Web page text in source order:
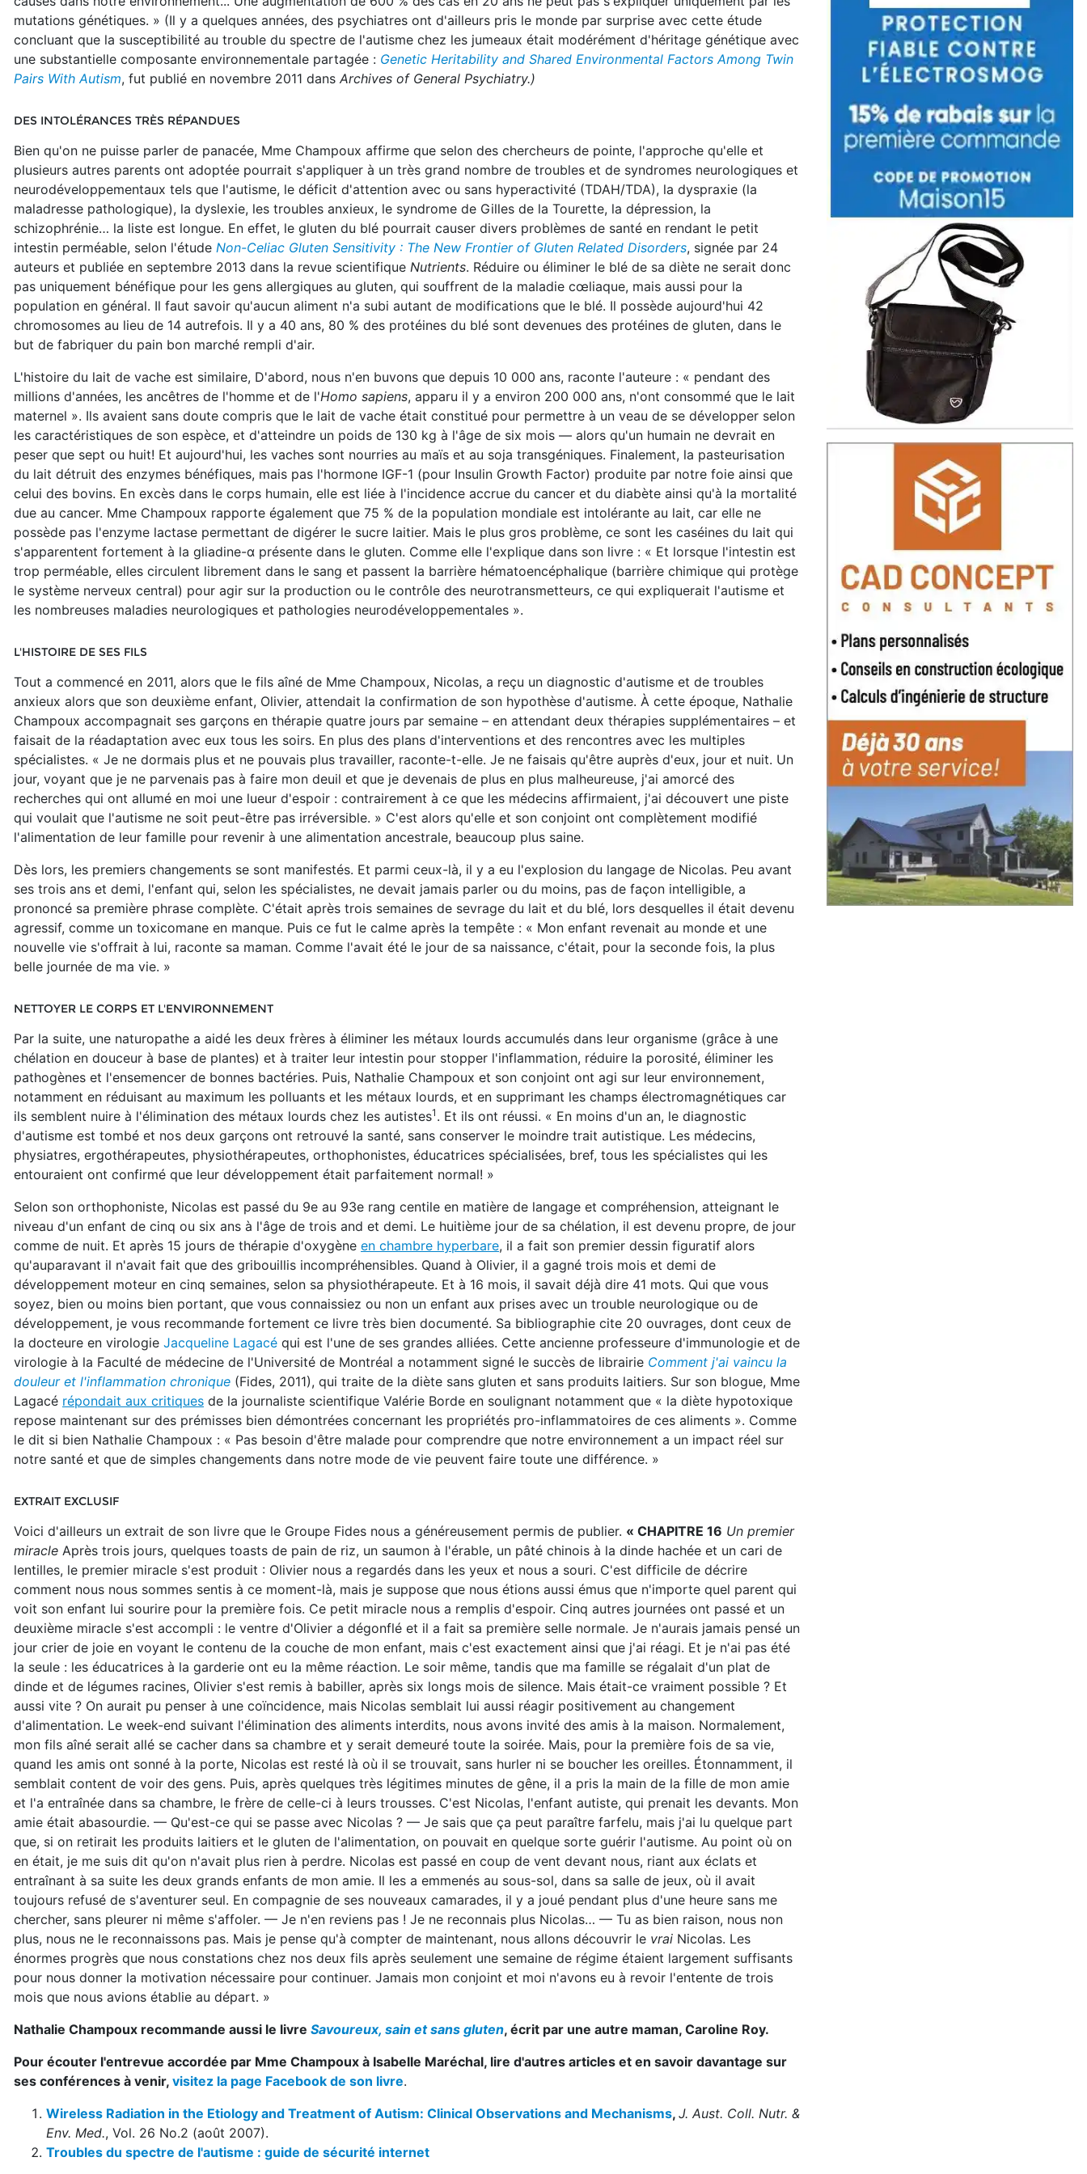
mutations génétiques. » (Il y a quelques années, des psychiatres ont d'ailleurs pris le monde par surprise avec cette étude
concluant que la susceptibilité au trouble du spectre de l'autisme chez les jumeaux était modérément d'héritage génétique avec
une substantielle composante environnementale partagée : Genetic Heritability and Shared Environmental Factors Among Twin
Pairs With Autism, fut publié en novembre 2011 dans Archives of General Psychiatry.)
DES INTOLÉRANCES TRÈS RÉPANDUES
Bien qu'on ne puisse parler de panacée, Mme Champoux affirme que selon des chercheurs de pointe, l'approche qu'elle et
plusieurs autres parents ont adoptée pourrait s'appliquer à un très grand nombre de troubles et de syndromes neurologiques et
neurodéveloppementaux tels que l'autisme, le déficit d'attention avec ou sans hyperactivité (TDAH/TDA), la dyspraxie (la
maladresse pathologique), la dyslexie, les troubles anxieux, le syndrome de Gilles de la Tourette, la dépression, la
schizophrénie… la liste est longue. En effet, le gluten du blé pourrait causer divers problèmes de santé en rendant le petit
intestin perméable, selon l'étude Non-Celiac Gluten Sensitivity : The New Frontier of Gluten Related Disorders, signée par 24
auteurs et publiée en septembre 2013 dans la revue scientifique Nutrients. Réduire ou éliminer le blé de sa diète ne serait donc
pas uniquement bénéfique pour les gens allergiques au gluten, qui souffrent de la maladie cœliaque, mais aussi pour la
population en général. Il faut savoir qu'aucun aliment n'a subi autant de modifications que le blé. Il possède aujourd'hui 42
chromosomes au lieu de 14 autrefois. Il y a 40 ans, 80 % des protéines du blé sont devenues des protéines de gluten, dans le
but de fabriquer du pain bon marché rempli d'air.
L'histoire du lait de vache est similaire, D'abord, nous n'en buvons que depuis 10 000 ans, raconte l'auteure : « pendant des
millions d'années, les ancêtres de l'homme et de l'Homo sapiens, apparu il y a environ 200 000 ans, n'ont consommé que le lait
maternel ». Ils avaient sans doute compris que le lait de vache était constitué pour permettre à un veau de se développer selon
les caractéristiques de son espèce, et d'atteindre un poids de 130 kg à l'âge de six mois — alors qu'un humain ne devrait en
peser que sept ou huit! Et aujourd'hui, les vaches sont nourries au maïs et au soja transgéniques. Finalement, la pasteurisation
du lait détruit des enzymes bénéfiques, mais pas l'hormone IGF-1 (pour Insulin Growth Factor) produite par notre foie ainsi que
celui des bovins. En excès dans le corps humain, elle est liée à l'incidence accrue du cancer et du diabète ainsi qu'à la mortalité
due au cancer. Mme Champoux rapporte également que 75 % de la population mondiale est intolérante au lait, car elle ne
possède pas l'enzyme lactase permettant de digérer le sucre laitier. Mais le plus gros problème, ce sont les caséines du lait qui
s'apparentent fortement à la gliadine-α présente dans le gluten. Comme elle l'explique dans son livre : « Et lorsque l'intestin est
trop perméable, elles circulent librement dans le sang et passent la barrière hématoencéphalique (barrière chimique qui protège
le système nerveux central) pour agir sur la production ou le contrôle des neurotransmetteurs, ce qui expliquerait l'autisme et
les nombreuses maladies neurologiques et pathologies neurodéveloppementales ».
L'HISTOIRE DE SES FILS
Tout a commencé en 2011, alors que le fils aîné de Mme Champoux, Nicolas, a reçu un diagnostic d'autisme et de troubles
anxieux alors que son deuxième enfant, Olivier, attendait la confirmation de son hypothèse d'autisme. À cette époque, Nathalie
Champoux accompagnait ses garçons en thérapie quatre jours par semaine – en attendant deux thérapies supplémentaires – et
faisait de la réadaptation avec eux tous les soirs. En plus des plans d'interventions et des rencontres avec les multiples
spécialistes. « Je ne dormais plus et ne pouvais plus travailler, raconte-t-elle. Je ne faisais qu'être auprès d'eux, jour et nuit. Un
jour, voyant que je ne parvenais pas à faire mon deuil et que je devenais de plus en plus malheureuse, j'ai amorcé des
recherches qui ont allumé en moi une lueur d'espoir : contrairement à ce que les médecins affirmaient, j'ai découvert une piste
qui voulait que l'autisme ne soit peut-être pas irréversible. » C'est alors qu'elle et son conjoint ont complètement modifié
l'alimentation de leur famille pour revenir à une alimentation ancestrale, beaucoup plus saine.
Dès lors, les premiers changements se sont manifestés. Et parmi ceux-là, il y a eu l'explosion du langage de Nicolas. Peu avant
ses trois ans et demi, l'enfant qui, selon les spécialistes, ne devait jamais parler ou du moins, pas de façon intelligible, a
prononcé sa première phrase complète. C'était après trois semaines de sevrage du lait et du blé, lors desquelles il était devenu
agressif, comme un toxicomane en manque. Puis ce fut le calme après la tempête : « Mon enfant revenait au monde et une
nouvelle vie s'offrait à lui, raconte sa maman. Comme l'avait été le jour de sa naissance, c'était, pour la seconde fois, la plus
belle journée de ma vie. »
NETTOYER LE CORPS ET L'ENVIRONNEMENT
Par la suite, une naturopathe a aidé les deux frères à éliminer les métaux lourds accumulés dans leur organisme (grâce à une
chélation en douceur à base de plantes) et à traiter leur intestin pour stopper l'inflammation, réduire la porosité, éliminer les
pathogènes et l'ensemencer de bonnes bactéries. Puis, Nathalie Champoux et son conjoint ont agi sur leur environnement,
notamment en réduisant au maximum les polluants et les métaux lourds, et en supprimant les champs électromagnétiques car
ils semblent nuire à l'élimination des métaux lourds chez les autistes1 . Et ils ont réussi. « En moins d'un an, le diagnostic
d'autisme est tombé et nos deux garçons ont retrouvé la santé, sans conserver le moindre trait autistique. Les médecins,
physiatres, ergothérapeutes, physiothérapeutes, orthophonistes, éducatrices spécialisées, bref, tous les spécialistes qui les
entouraient ont confirmé que leur développement était parfaitement normal! »
Selon son orthophoniste, Nicolas est passé du 9e au 93e rang centile en matière de langage et compréhension, atteignant le
niveau d'un enfant de cinq ou six ans à l'âge de trois and et demi. Le huitième jour de sa chélation, il est devenu propre, de jour
comme de nuit. Et après 15 jours de thérapie d'oxygène en chambre hyperbare, il a fait son premier dessin figuratif alors
qu'auparavant il n'avait fait que des gribouillis incompréhensibles. Quand à Olivier, il a gagné trois mois et demi de
développement moteur en cinq semaines, selon sa physiothérapeute. Et à 16 mois, il savait déjà dire 41 mots. Qui que vous
soyez, bien ou moins bien portant, que vous connaissiez ou non un enfant aux prises avec un trouble neurologique ou de
développement, je vous recommande fortement ce livre très bien documenté. Sa bibliographie cite 20 ouvrages, dont ceux de
la docteure en virologie Jacqueline Lagacé qui est l'une de ses grandes alliées. Cette ancienne professeure d'immunologie et de
virologie à la Faculté de médecine de l'Université de Montréal a notamment signé le succès de librairie Comment j'ai vaincu la
douleur et l'inflammation chronique (Fides, 2011), qui traite de la diète sans gluten et sans produits laitiers. Sur son blogue, Mme
Lagacé répondait aux critiques de la journaliste scientifique Valérie Borde en soulignant notamment que « la diète hypotoxique
repose maintenant sur des prémisses bien démontrées concernant les propriétés pro-inflammatoires de ces aliments ». Comme
le dit si bien Nathalie Champoux : « Pas besoin d'être malade pour comprendre que notre environnement a un impact réel sur
notre santé et que de simples changements dans notre mode de vie peuvent faire toute une différence. »
EXTRAIT EXCLUSIF
Voici d'ailleurs un extrait de son livre que le Groupe Fides nous a généreusement permis de publier. « CHAPITRE 16 Un premier
miracle Après trois jours, quelques toasts de pain de riz, un saumon à l'érable, un pâté chinois à la dinde hachée et un cari de
lentilles, le premier miracle s'est produit : Olivier nous a regardés dans les yeux et nous a souri. C'est difficile de décrire
comment nous nous sommes sentis à ce moment-là, mais je suppose que nous étions aussi émus que n'importe quel parent qui
voit son enfant lui sourire pour la première fois. Ce petit miracle nous a remplis d'espoir. Cinq autres journées ont passé et un
deuxième miracle s'est accompli : le ventre d'Olivier a dégonflé et il a fait sa première selle normale. Je n'aurais jamais pensé un
jour crier de joie en voyant le contenu de la couche de mon enfant, mais c'est exactement ainsi que j'ai réagi. Et je n'ai pas été
la seule : les éducatrices à la garderie ont eu la même réaction. Le soir même, tandis que ma famille se régalait d'un plat de
dinde et de légumes racines, Olivier s'est remis à babiller, après six longs mois de silence. Mais était-ce vraiment possible ? Et
aussi vite ? On aurait pu penser à une coïncidence, mais Nicolas semblait lui aussi réagir positivement au changement
d'alimentation. Le week-end suivant l'élimination des aliments interdits, nous avons invité des amis à la maison. Normalement,
mon fils aîné serait allé se cacher dans sa chambre et y serait demeuré toute la soirée. Mais, pour la première fois de sa vie,
quand les amis ont sonné à la porte, Nicolas est resté là où il se trouvait, sans hurler ni se boucher les oreilles. Étonnamment, il
semblait content de voir des gens. Puis, après quelques très légitimes minutes de gêne, il a pris la main de la fille de mon amie
et l'a entraînée dans sa chambre, le frère de celle-ci à leurs trousses. C'est Nicolas, l'enfant autiste, qui prenait les devants. Mon
amie était abasourdie. — Qu'est-ce qui se passe avec Nicolas ? — Je sais que ça peut paraître farfelu, mais j'ai lu quelque part
que, si on retirait les produits laitiers et le gluten de l'alimentation, on pouvait en quelque sorte guérir l'autisme. Au point où on
en était, je me suis dit qu'on n'avait plus rien à perdre. Nicolas est passé en coup de vent devant nous, riant aux éclats et
entraînant à sa suite les deux grands enfants de mon amie. Il les a emmenés au sous-sol, dans sa salle de jeux, où il avait
toujours refusé de s'aventurer seul. En compagnie de ses nouveaux camarades, il y a joué pendant plus d'une heure sans me
chercher, sans pleurer ni même s'affoler. — Je n'en reviens pas ! Je ne reconnais plus Nicolas… — Tu as bien raison, nous non
plus, nous ne le reconnaissons pas. Mais je pense qu'à compter de maintenant, nous allons découvrir le vrai Nicolas. Les
énormes progrès que nous constations chez nos deux fils après seulement une semaine de régime étaient largement suffisants
pour nous donner la motivation nécessaire pour continuer. Jamais mon conjoint et moi n'avons eu à revoir l'entente de trois
mois que nous avions établie au départ. »
Nathalie Champoux recommande aussi le livre Savoureux, sain et sans gluten, écrit par une autre maman, Caroline Roy.
Pour écouter l'entrevue accordée par Mme Champoux à Isabelle Maréchal, lire d'autres articles et en savoir davantage sur
ses conférences à venir, visitez la page Facebook de son livre.
Wireless Radiation in the Etiology and Treatment of Autism: Clinical Observations and Mechanisms, J. Aust. Coll. Nutr. &
Env. Med., Vol. 26 No.2 (août 2007).
Troubles du spectre de l'autisme : guide de sécurité internet